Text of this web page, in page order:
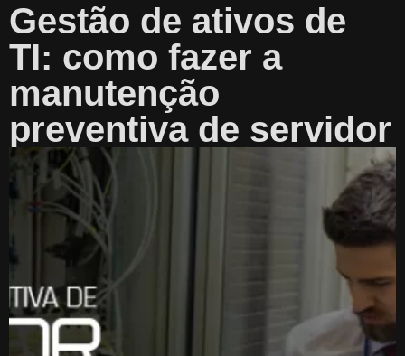
Gestão de ativos de
TI: como fazer a
manutenção
preventiva de servidor